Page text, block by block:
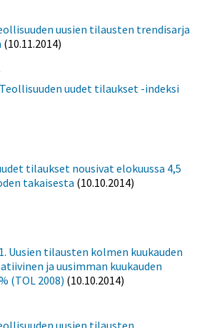
uusien tilausten trendisarja
(10.11.2014)
uudet tilaukset -indeksi
tilaukset nousivat elokuussa 4,5
takaisesta (10.10.2014)
Uusien tilausten kolmen kuukauden
ja uusimman kuukauden
(TOL 2008) (10.10.2014)